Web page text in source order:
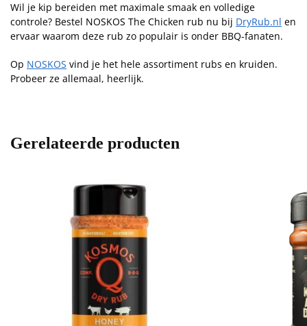
Wil je kip bereiden met maximale smaak en volledige
controle? Bestel NOSKOS The Chicken rub nu bij DryRub.nl en
ervaar waarom deze rub zo populair is onder BBQ-fanaten.
Op NOSKOS vind je het hele assortiment rubs en kruiden.
Probeer ze allemaal, heerlijk.
Gerelateerde producten